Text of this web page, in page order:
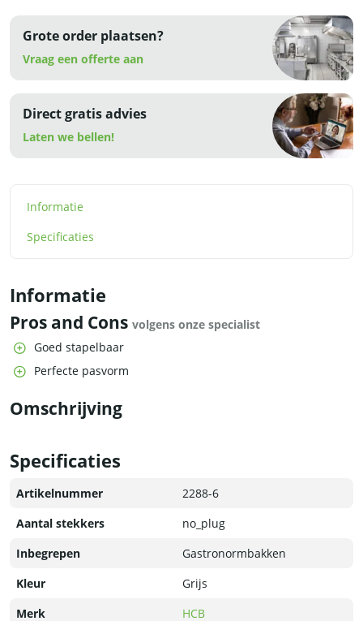
Warmhoudschaal
Grote order plaatsen?
Vraag een offerte aan
Direct gratis advies
Laten we bellen!
Informatie
Specificaties
Informatie
Pros and Cons volgens onze specialist
Goed stapelbaar
Perfecte pasvorm
Omschrijving
Specificaties
Artikelnummer
2288-6
Aantal stekkers
no_plug
Inbegrepen
Gastronormbakken
Kleur
Grijs
Merk
HCB